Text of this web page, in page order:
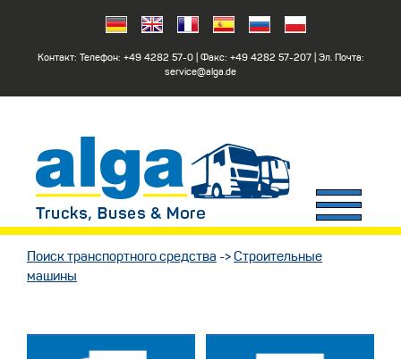
Контакт: Телефон: +49 4282 57-0| Факс: +49 4282 57-207| Эл. Почта:
service@alga.de
Поиск транспортного средства -> Строительные
машины